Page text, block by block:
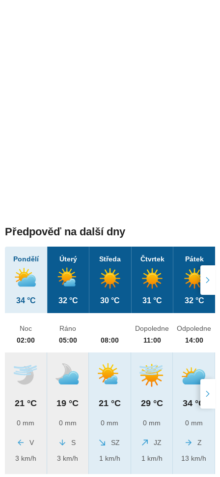
Předpověď na další dny
Pondělí
34 °C
Úterý
32 °C
Středa
30 °C
Čtvrtek
31 °C
Pátek
32 °C
Noc
02:00
21 °C
0 mm
V
3 km/h
Ráno
05:00
19 °C
0 mm
S
3 km/h
08:00
21 °C
0 mm
SZ
1 km/h
Dopoledne
11:00
29 °C
0 mm
JZ
1 km/h
Odpoledne
14:00
34 °C
0 mm
Z
13 km/h